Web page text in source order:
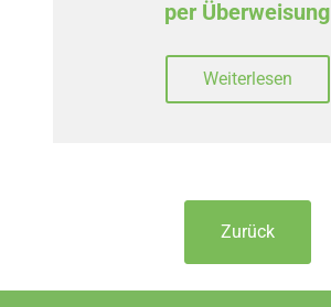
per Überweisung
Weiterlesen
Zurück